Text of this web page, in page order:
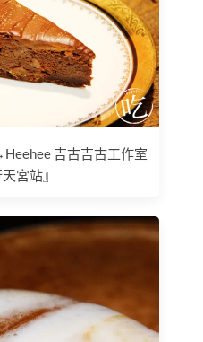
吉古吉古工作室
宮站』